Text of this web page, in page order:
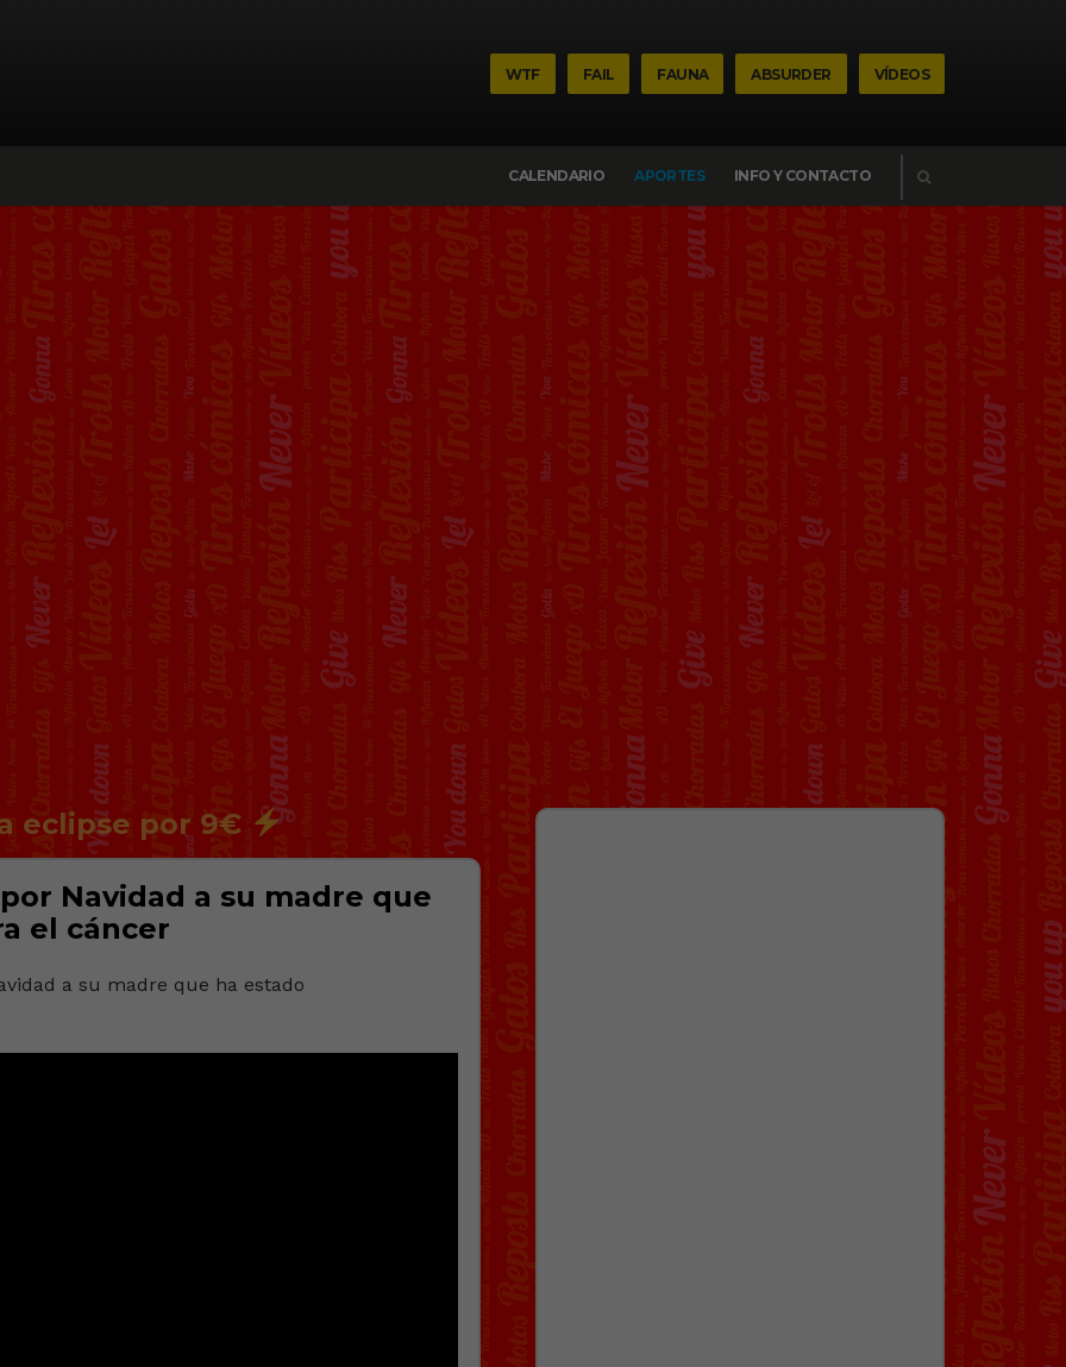
WTF FAIL FAUNA ABSURDER VÍDEOS
BUSCAR
CALENDARIO
APORTES INFO Y CONTACTO
eclipse por 9€
Navidad a su madre que
el cáncer